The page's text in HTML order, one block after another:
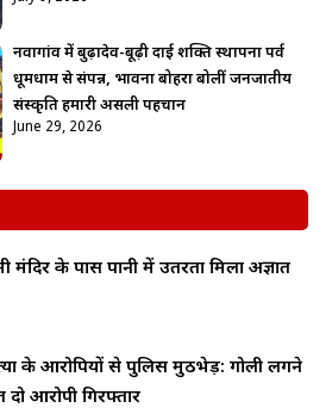
नवागांव में बुढ़ादेव-बूढ़ी दाई शक्ति स्थापना पर्व
धूमधाम से संपन्न, भावना बोहरा बोलीं जनजातीय
संस्कृति हमारी असली पहचान
June 29, 2026
मंदिर के पास पानी में उतरता मिला अज्ञात
के आरोपियों से पुलिस मुठभेड़: गोली लगने
आरोपी गिरफ्तार